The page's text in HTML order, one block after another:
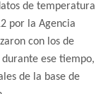
de temperatura
por la Agencia
con los de
ese tiempo,
de la base de